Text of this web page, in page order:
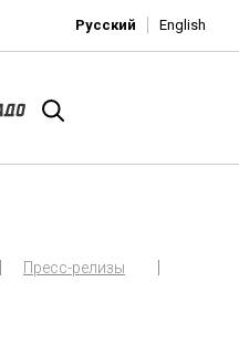
Русский English
Пресс-релизы